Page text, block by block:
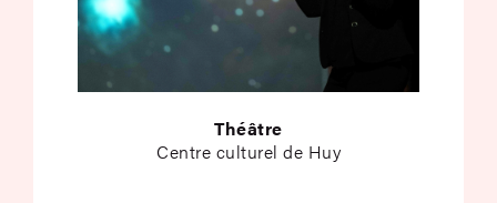
Théâtre
Centre culturel de Huy